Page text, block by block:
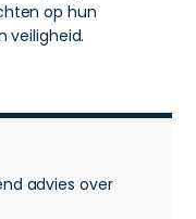
op hun
veiligheid.
advies over